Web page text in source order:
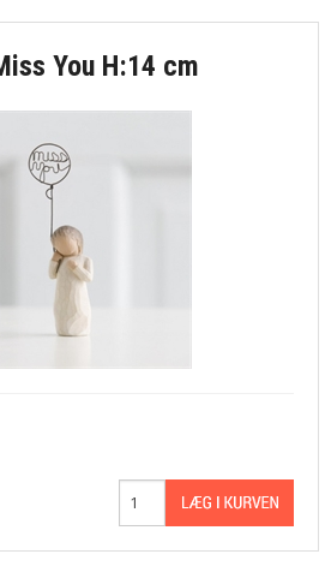
You H:14 cm